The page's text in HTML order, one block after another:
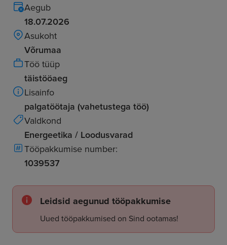
Aegub
18.07.2026
Asukoht
Võrumaa
Töö tüüp
täistööaeg
Lisainfo
palgatöötaja (vahetustega töö)
Valdkond
Energeetika / Loodusvarad
Tööpakkumise number:
1039537
Leidsid aegunud tööpakkumise
Uued tööpakkumised on Sind ootamas!